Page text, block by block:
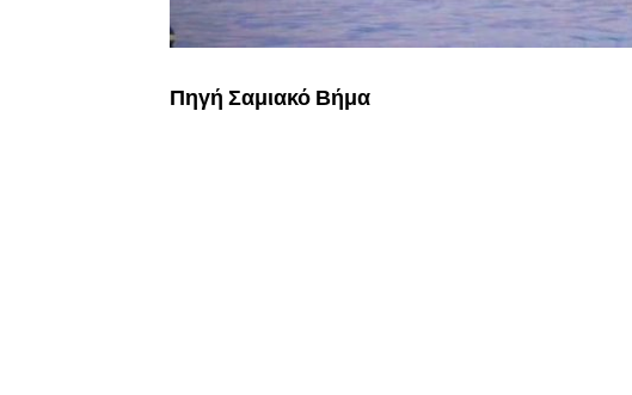
Πηγή Σαμιακό Βήμα